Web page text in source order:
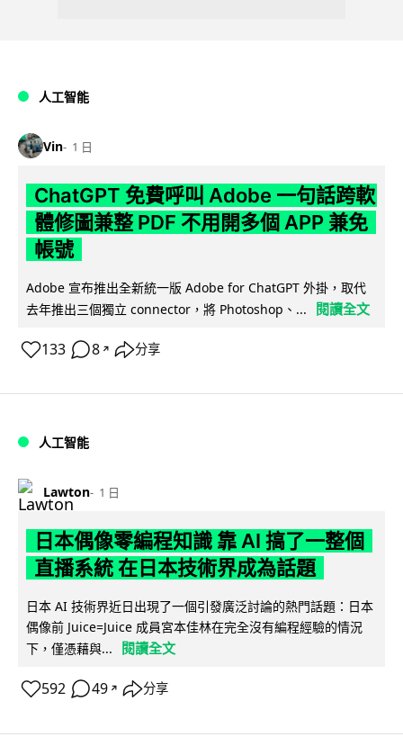
人工智能
Vin 1 日
ChatGPT 免費呼叫 Adobe 一句話跨軟
體修圖兼整 PDF 不用開多個 APP 兼免
帳號
Adobe 宣布推出全新統一版 Adobe for ChatGPT 外掛，取代
去年推出三個獨立 connector，將 Photoshop、...
閱讀全文
133 8 ↗ 分享
人工智能
Lawton 1 日
日本偶像零編程知識 靠 AI 搞了一整個
直播系統 在日本技術界成為話題
日本 AI 技術界近日出現了一個引發廣泛討論的熱門話題：日本
偶像前 Juice=Juice 成員宮本佳林在完全沒有編程經驗的情況
下，僅憑藉與...
閱讀全文
592 49 ↗ 分享